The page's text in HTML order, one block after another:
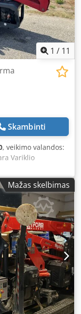
1 / 11
Skambinti
, veikimo valandos:
Variklio
1900 kg
talpa: 230 kg
yra Informacija
vidutinė
vidutinė
būklė: 60 Galinių
V etapas / V
strėlės kampas:
kampas: 180
šalis: IT
daugiau
Dksdpjzrrx Hsfx
Mažas skelbimas